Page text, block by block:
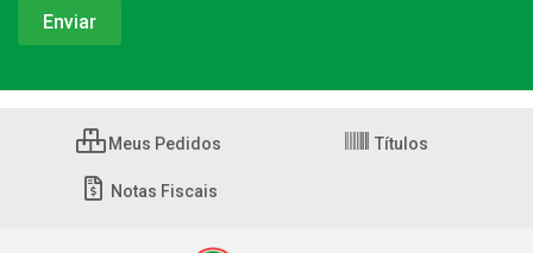
Meus Pedidos Títulos
Notas Fiscais